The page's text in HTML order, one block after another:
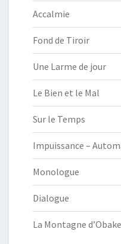
Accalmie
Fond de Tiroir
Une Larme de jour
Le Bien et le Mal
Sur le Temps
Impuissance –
Monologue
Dialogue
La Montagne